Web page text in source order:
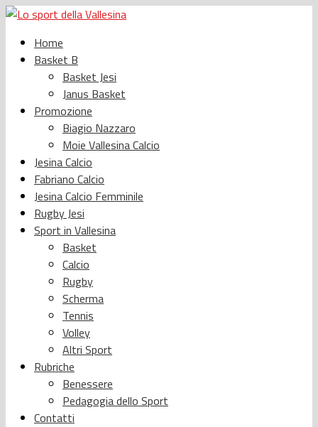
Home
Basket B
Basket Jesi
Janus Basket
Promozione
Biagio Nazzaro
Moie Vallesina Calcio
Jesina Calcio
Fabriano Calcio
Jesina Calcio Femminile
Rugby Jesi
Sport in Vallesina
Basket
Calcio
Rugby
Scherma
Tennis
Volley
Altri Sport
Rubriche
Benessere
Pedagogia dello Sport
Contatti